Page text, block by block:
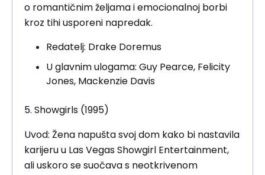
o romantičnim željama i emocionalnoj borbi
kroz tihi usporeni napredak.
Redatelj: Drake Doremus
U glavnim ulogama: Guy Pearce, Felicity
Jones, Mackenzie Davis
5. Showgirls (1995)
Uvod: Žena napušta svoj dom kako bi nastavila
karijeru u Las Vegas Showgirl Entertainment,
ali uskoro se suočava s neotkrivenom